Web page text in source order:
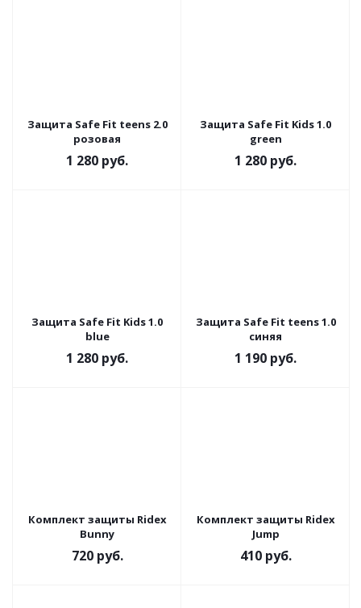
Защита Safe Fit teens 2.0
розовая
1 280 руб.
Защита Safe Fit Kids 1.0
green
1 280 руб.
Защита Safe Fit Kids 1.0
blue
1 280 руб.
Защита Safe Fit teens 1.0
синяя
1 190 руб.
Комплект защиты Ridex
Bunny
720руб.
Комплект защиты Ridex
Jump
410руб.